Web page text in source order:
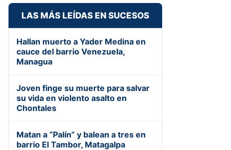
LAS MÁS LEÍDAS EN SUCESOS
Hallan muerto a Yader Medina en
cauce del barrio Venezuela,
Managua
Joven finge su muerte para salvar
su vida en violento asalto en
Chontales
Matan a “Palín” y balean a tres en
barrio El Tambor, Matagalpa